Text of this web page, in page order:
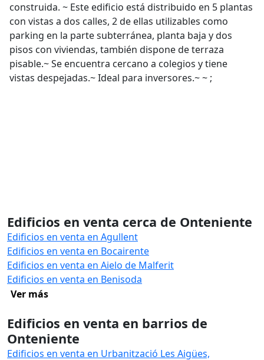
construida. ~ Este edificio está distribuido en 5 plantas
con vistas a dos calles, 2 de ellas utilizables como
parking en la parte subterránea, planta baja y dos
pisos con viviendas, también dispone de terraza
pisable.~ Se encuentra cercano a colegios y tiene
vistas despejadas.~ Ideal para inversores.~ ~ ;
Edificios en venta cerca de Onteniente
Edificios en venta en Agullent
Edificios en venta en Bocairente
Edificios en venta en Aielo de Malferit
Edificios en venta en Benisoda
Ver más
Edificios en venta en barrios de
Onteniente
Edificios en venta en Urbanització Les Aigües,